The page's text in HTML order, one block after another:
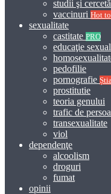
studii şi
vaccinuri Hot
sexualitate
castitate PRO
educaţie
pedofilie
pornografie
prostitutie
teoria genului
trafic de
transexualitate
viol
dependenţe
alcoolism
droguri
fumat
opinii